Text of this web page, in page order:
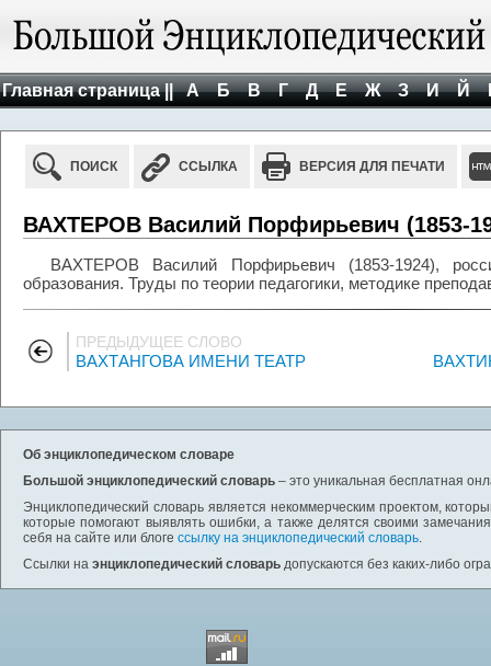
Главная страница || А Б В Г Д Е Ж З И Й
ПОИСК ССЫЛКА ВЕРСИЯ ДЛЯ ПЕЧАТИ
ВАХТЕРОВ Василий Порфирьевич (1853-
ВАХТЕРОВ Василий Порфирьевич (1853-1924),
образования. Труды по теории педагогики, методике
ПРЕДЫДУЩЕЕ СЛОВО
ВАХТАНГОВА ИМЕНИ ТЕАТР
Об энциклопедическом словаре
Большой энциклопедический словарь – это уникальная бесплатная
Энциклопедический словарь является некоммерческим проектом,
которые помогают выявлять ошибки, а также делятся своими
себя на сайте или блоге ссылку на энциклопедический словарь.
Ссылки на энциклопедический словарь допускаются без каких-либо